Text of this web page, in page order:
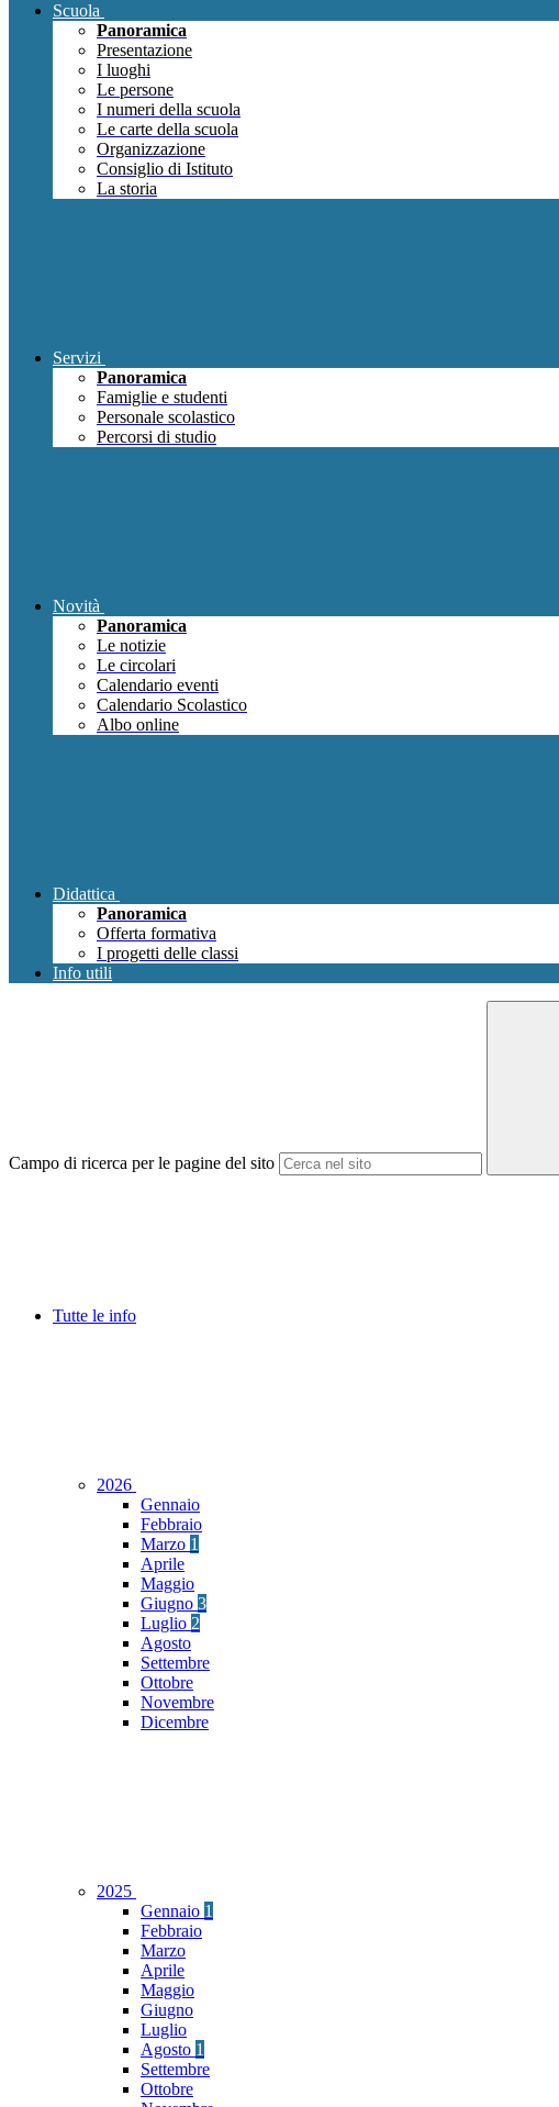
Scuola
Panoramica
Presentazione
I luoghi
Le persone
I numeri della scuola
Le carte della scuola
Organizzazione
Consiglio di Istituto
La storia
Servizi
Panoramica
Famiglie e studenti
Personale scolastico
Percorsi di studio
Novità
Panoramica
Le notizie
Le circolari
Calendario eventi
Calendario Scolastico
Albo online
Didattica
Panoramica
Offerta formativa
I progetti delle classi
Info utili
Campo di ricerca per le pagine del sito
Tutte le info
2026
Gennaio
Febbraio
Marzo 1
Aprile
Maggio
Giugno 3
Luglio 2
Agosto
Settembre
Ottobre
Novembre
Dicembre
2025
Gennaio 1
Febbraio
Marzo
Aprile
Maggio
Giugno
Luglio
Agosto 1
Settembre
Ottobre